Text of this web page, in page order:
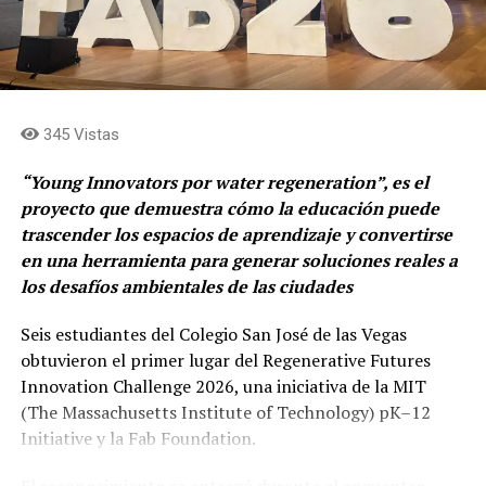
pilar de Educación dentro de la estrategia de
sostenibilidad corporativa, creemos que la
conectividad y la tecnología, acompañadas de
transformación social”,
En el último año, más de 23 mil personas han sido
beneficiarias de esta iniciativa, de las cuales el 71 %
logró acceder a oportunidades educativas y laborales
que antes estaban limitadas por la falta de conectividad.
ciudades y municipios como Tunja, Villa de Leyva,
Bogotá, El Paujil (Caquetá), Soacha, Montería,
Barranquilla, Cartagena, Santa Marta, Facatativá,
Barichara, Sopó y Cali, donde hoy operan las Salas de
Tecnología.
345 Vistas
“Young Innovators por water regeneration”, es el
proyecto que demuestra cómo la educación puede
trascender los espacios de aprendizaje y convertirse
en una herramienta para generar soluciones reales a
los desafíos ambientales de las ciudades
Seis estudiantes del Colegio San José de las Vegas
obtuvieron el primer lugar del Regenerative Futures
Innovation Challenge 2026, una iniciativa de la MIT
(The Massachusetts Institute of Technology) pK–12
Initiative y la Fab Foundation.